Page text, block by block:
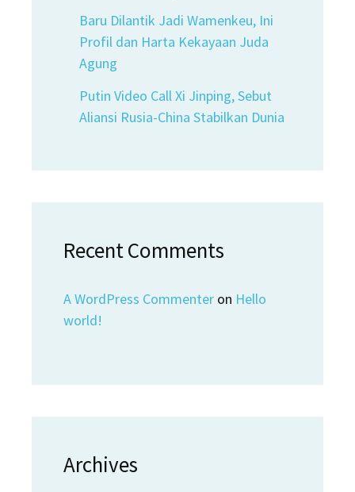
Baru Dilantik Jadi Wamenkeu, Ini
Profil dan Harta Kekayaan Juda
Agung
Putin Video Call Xi Jinping, Sebut
Aliansi Rusia-China Stabilkan Dunia
Recent Comments
A WordPress Commenter on Hello
world!
Archives